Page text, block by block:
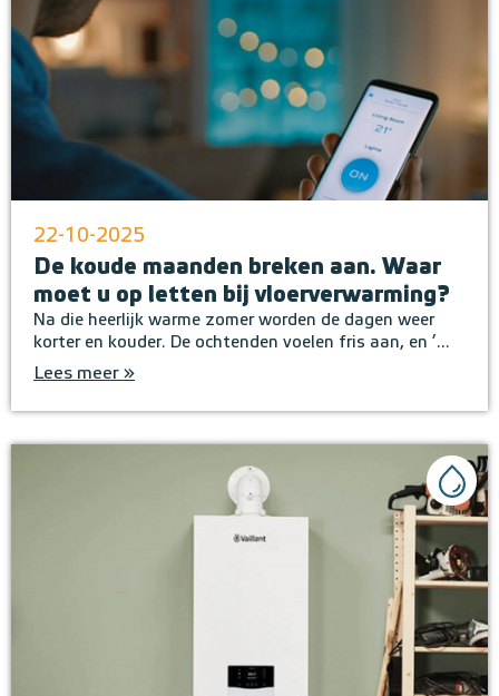
22-10-2025
De koude maanden breken aan. Waar
moet u op letten bij vloerverwarming?
Na die heerlijk warme zomer worden de dagen weer
korter en kouder. De ochtenden voelen fris aan, en ’...
Lees meer »